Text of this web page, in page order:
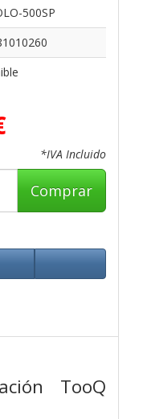
500SP
*IVA Incluido
Comprar
TooQ